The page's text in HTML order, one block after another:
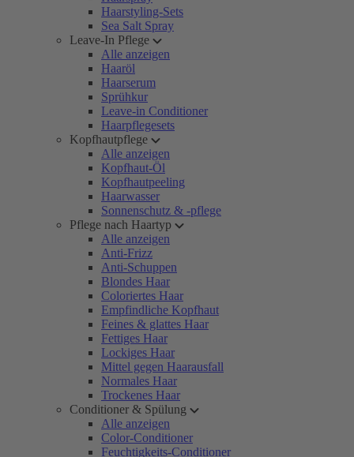
Haarstyling-Sets
Sea Salt Spray
Leave-In Pflege
Alle anzeigen
Haaröl
Haarserum
Sprühkur
Leave-in Conditioner
Haarpflegesets
Kopfhautpflege
Alle anzeigen
Kopfhaut-Öl
Kopfhautpeeling
Haarwasser
Sonnenschutz & -pflege
Pflege nach Haartyp
Alle anzeigen
Anti-Frizz
Anti-Schuppen
Blondes Haar
Coloriertes Haar
Empfindliche Kopfhaut
Feines & glattes Haar
Fettiges Haar
Lockiges Haar
Mittel gegen Haarausfall
Normales Haar
Trockenes Haar
Conditioner & Spülung
Alle anzeigen
Color-Conditioner
Feuchtigkeits-Conditioner